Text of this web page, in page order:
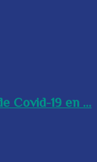
Covid-19 en ...